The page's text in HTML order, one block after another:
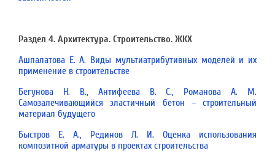
Раздел 4. Архитектура. Строительство. ЖКХ
Ашпалатова Е. А. Виды мультиатрибутивных моделей и их
применение в строительстве
Бегунова Н. В., Антифеева В. С., Романова А. М.
Самозалечивающийся эластичный бетон – строительный
материал будущего
Быстров Е. А., Рединов Л. И. Оценка использования
композитной арматуры в проектах строительства